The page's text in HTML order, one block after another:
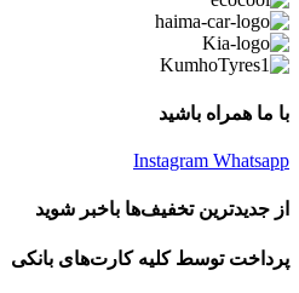
با ما همراه باشید
Instagram Whatsapp
از جدیدترین تخفیف‌ها باخبر شوید
پرداخت توسط کلیه کارت‌های بانکی